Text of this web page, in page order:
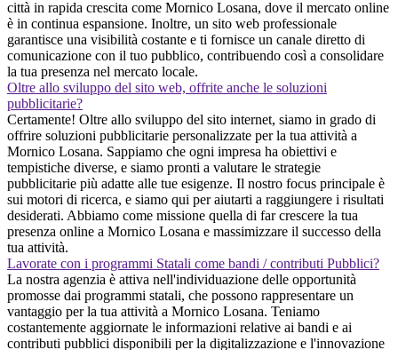
città in rapida crescita come Mornico Losana, dove il mercato online
è in continua espansione. Inoltre, un sito web professionale
garantisce una visibilità costante e ti fornisce un canale diretto di
comunicazione con il tuo pubblico, contribuendo così a consolidare
la tua presenza nel mercato locale.
Oltre allo sviluppo del sito web, offrite anche le soluzioni
pubblicitarie?
Certamente! Oltre allo sviluppo del sito internet, siamo in grado di
offrire soluzioni pubblicitarie personalizzate per la tua attività a
Mornico Losana. Sappiamo che ogni impresa ha obiettivi e
tempistiche diverse, e siamo pronti a valutare le strategie
pubblicitarie più adatte alle tue esigenze. Il nostro focus principale è
sui motori di ricerca, e siamo qui per aiutarti a raggiungere i risultati
desiderati. Abbiamo come missione quella di far crescere la tua
presenza online a Mornico Losana e massimizzare il successo della
tua attività.
Lavorate con i programmi Statali come bandi / contributi Pubblici?
La nostra agenzia è attiva nell'individuazione delle opportunità
promosse dai programmi statali, che possono rappresentare un
vantaggio per la tua attività a Mornico Losana. Teniamo
costantemente aggiornate le informazioni relative ai bandi e ai
contributi pubblici disponibili per la digitalizzazione e l'innovazione